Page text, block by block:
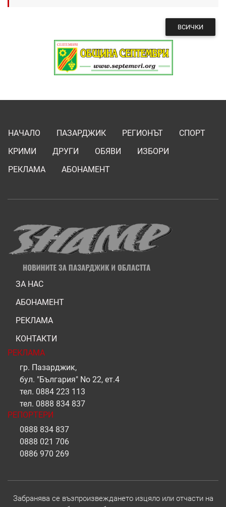
ВСИЧКИ
НАЧАЛО ПАЗАРДЖИК РЕГИОНЪТ
СПОРТ
КРИМИ
ДРУГИ ОБЯВИ
ИЗБОРИ
РЕКЛАМА
АБОНАМЕНТ
ЗА НАС
АБОНАМЕНТ
РЕКЛАМА
КОНТАКТИ
РЕКЛАМА
гр. Пазарджик,
бул. "България" No 22, ет.4
тел. 0884 223 113
тел. 0888 834 837
РЕПОРТЕРИ
0888 834 837
0888 021 706
0886 970 269
Забранява се възпроизвеждането изцяло или отчасти на